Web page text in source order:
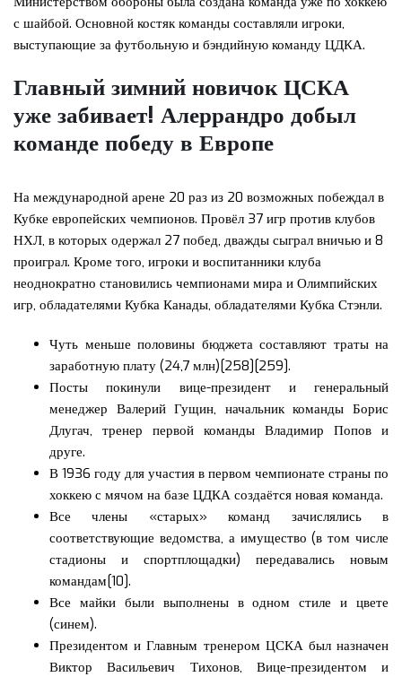
с шайбой. Основной костяк команды составляли игроки,
выступающие за футбольную и бэндийную команду ЦДКА.
Главный зимний новичок ЦСКА
уже забивает! Алеррандро добыл
команде победу в Европе
На международной арене 20 раз из 20 возможных побеждал в
Кубке европейских чемпионов. Провёл 37 игр против клубов
НХЛ, в которых одержал 27 побед, дважды сыграл вничью и 8
проиграл. Кроме того, игроки и воспитанники клуба
неоднократно становились чемпионами мира и Олимпийских
игр, обладателями Кубка Канады, обладателями Кубка Стэнли.
Чуть меньше половины бюджета составляют траты на
заработную плату (24,7 млн)[258][259].
Посты покинули вице-президент и генеральный
менеджер Валерий Гущин, начальник команды Борис
Длугач, тренер первой команды Владимир Попов и
друге.
В 1936 году для участия в первом чемпионате страны по
хоккею с мячом на базе ЦДКА создаётся новая команда.
Все члены «старых» команд зачислялись в
соответствующие ведомства, а имущество (в том числе
стадионы и спортплощадки) передавались новым
командам[10].
Все майки были выполнены в одном стиле и цвете
(синем).
Президентом и Главным тренером ЦСКА был назначен
Виктор Васильевич Тихонов, Вице-президентом и